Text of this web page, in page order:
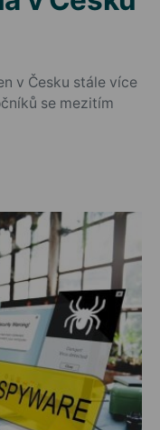
v Česku stále více
se mezitím